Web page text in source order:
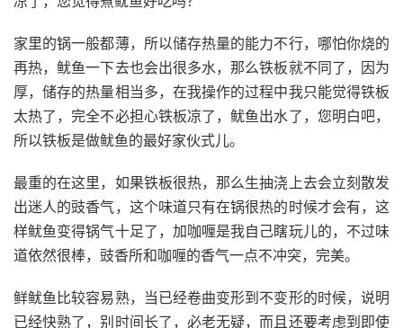
家里的锅一般都薄，所以储存热量的能力不行，哪怕你烧的
再热，鱿鱼一下去也会出很多水，那么铁板就不同了，因为
厚，储存的热量相当多，在我操作的过程中我只能觉得铁板
太热了，完全不必担心铁板凉了，鱿鱼出水了，您明白吧，
所以铁板是做鱿鱼的最好家伙式儿。
最重的在这里，如果铁板很热，那么生抽浇上去会立刻散发
出迷人的豉香气，这个味道只有在锅很热的时候才会有，这
样鱿鱼变得锅气十足了，加咖喱是我自己瞎玩儿的，不过味
道依然很棒，豉香所和咖喱的香气一点不冲突，完美。
鲜鱿鱼比较容易熟，当已经卷曲变形到不变形的时候，说明
已经快熟了，别时间长了，必老无疑，而且还要考虑到即使